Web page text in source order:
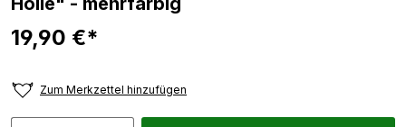
19,90 €*
Zum Merkzettel hinzufügen